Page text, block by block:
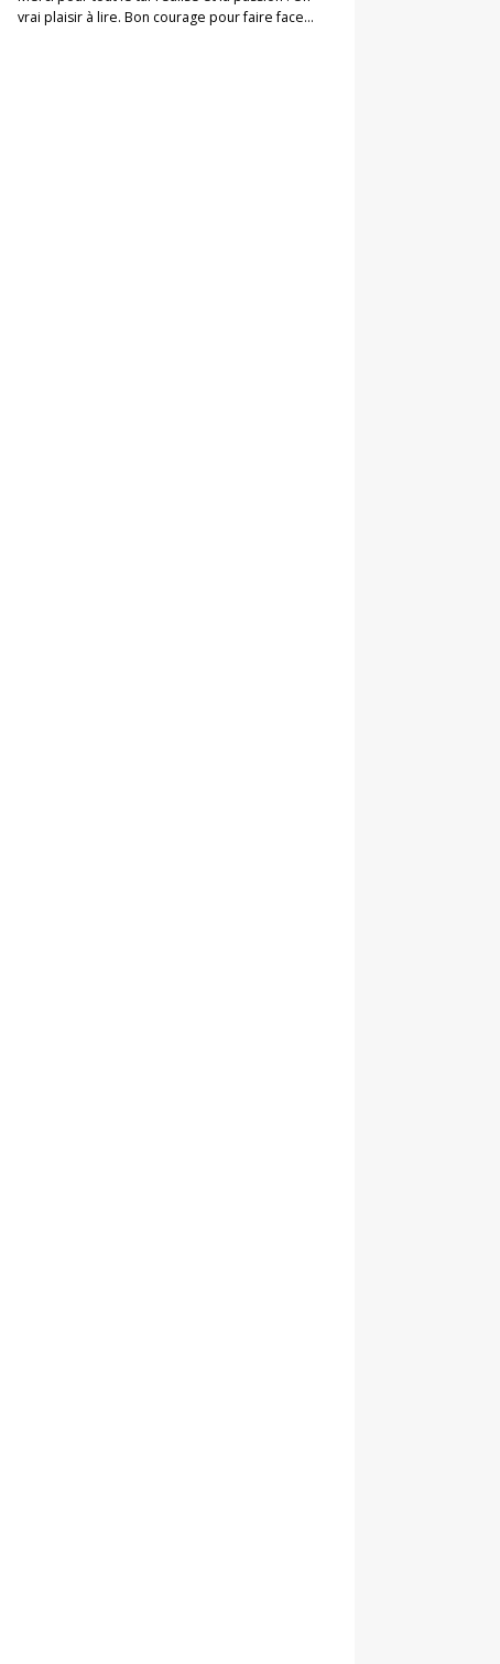
vrai plaisir à lire. Bon courage pour faire face…